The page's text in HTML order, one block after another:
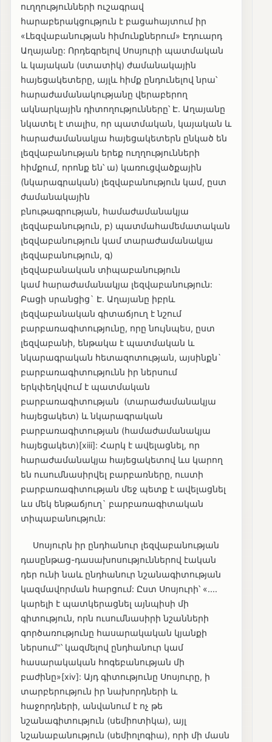
ուղղությունների ուշագրավ
հարաբերակցություն է բացահայտում իր
«Լեզվաբանության հիմունքներում» Էդուարդ
Աղայանը: Որդեգրելով Սոսյուրի պատմական
և կայական (ստատիկ) ժամանակային
հայեցակետերը, այլև հիմք ընդունելով նրա՝
հարաժամանակությանը վերաբերող
ակնարկային դիտողությունները՝ Է. Աղայանը
նկատել է տալիս, որ պատմական, կայական և
հարաժամանակյա հայեցակետերն ընկած են
լեզվաբանության երեք ուղղությունների
հիմքում, որոնք են՝ ա) կառուցվածքային
(նկարագրական) լեզվաբանություն կամ, ըստ
ժամանակային
բնութագրության, համաժամանակյա
լեզվաբանություն, բ) պատմահամեմատական
լեզվաբանություն կամ տարաժամանակյա
լեզվաբանություն, գ)
լեզվաբանական տիպաբանություն
կամ հարաժամանակյա լեզվաբանություն:
Բացի սրանցից` Է. Աղայանը իբրև
լեզվաբանական գիտաճյուղ է նշում
բարբառագիտությունը, որը նույնպես, ըստ
լեզվաբանի, ենթակա է պատմական և
նկարագրական հետազոտության, այսինքն`
բարբառագիտությունն իր ներսում
երկփեղկվում է պատմական
բարբառագիտության (տարաժամանակյա
հայեցակետ) և նկարագրական
բարբառագիտության (համաժամանակյա
հայեցակետ)[xiii]: Հարկ է ավելացնել, որ
հարաժամանակյա հայեցակետով ևս կարող
են ուսումնասիրվել բարբառները, ուստի
բարբառագիտության մեջ պետք է ավելացնել
ևս մեկ ենթաճյուղ` բարբառագիտական
տիպաբանություն:
Սոսյուրն իր ընդհանուր լեզվաբանության
դասընթաց-դասախոսություններով էական
դեր ունի նաև ընդհանուր նշանագիտության
կազմավորման հարցում: Ըստ Սոսյուրի՝ «....
կարելի է պատկերացնել այնպիսի մի
գիտություն, որն ուսումնասիրի նշանների
գործառությունը հասարակական կյանքի
ներսում"՝ կազմելով ընդհանուր կամ
հասարակական հոգեբանության մի
բաժինը»[xiv]: Այդ գիտությունը Սոսյուրը, ի
տարբերություն իր նախորդների և
հաջորդների, անվանում է ոչ թե
նշանագիտություն (սեմիոտիկա), այլ
նշանաբանություն (սեմիոլոգիա), որի մի մասն